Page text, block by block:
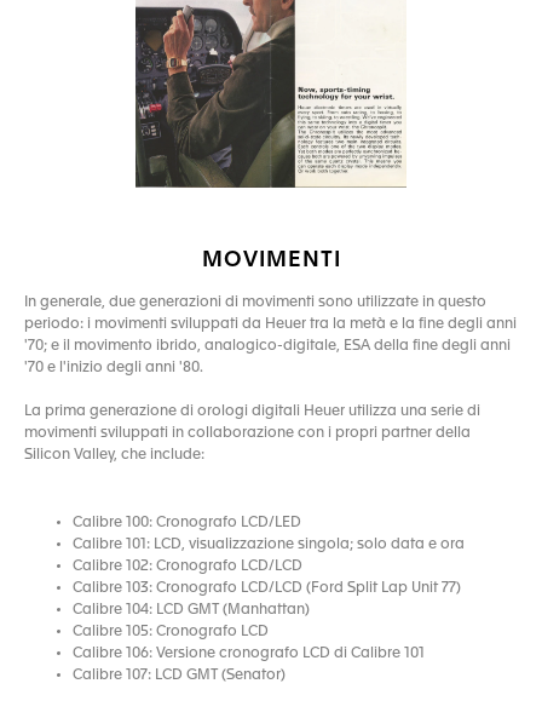
MOVIMENTI
In generale, due generazioni di movimenti sono utilizzate in questo
periodo: i movimenti sviluppati da Heuer tra la metà e la fine degli anni
'70; e il movimento ibrido, analogico-digitale, ESA della fine degli anni
'70 e l'inizio degli anni '80.
La prima generazione di orologi digitali Heuer utilizza una serie di
movimenti sviluppati in collaborazione con i propri partner della
Silicon Valley, che include:
Calibre 100: Cronografo LCD/LED
Calibre 101: LCD, visualizzazione singola; solo data e ora
Calibre 102: Cronografo LCD/LCD
Calibre 103: Cronografo LCD/LCD (Ford Split Lap Unit 77)
Calibre 104: LCD GMT (Manhattan)
Calibre 105: Cronografo LCD
Calibre 106: Versione cronografo LCD di Calibre 101
Calibre 107: LCD GMT (Senator)